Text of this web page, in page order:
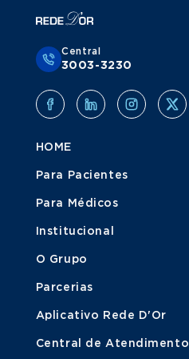
Central
3003-3230
HOME
Para Pacientes
Para Médicos
Institucional
O Grupo
Parcerias
Aplicativo Rede D'Or
Central de Atendimento